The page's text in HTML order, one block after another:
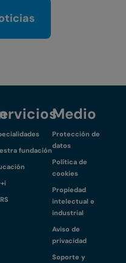
fundación
Medio
Protección de
datos
Política de
cookies
Propiedad
intelectual e
industrial
Aviso de
privacidad
Soporte y